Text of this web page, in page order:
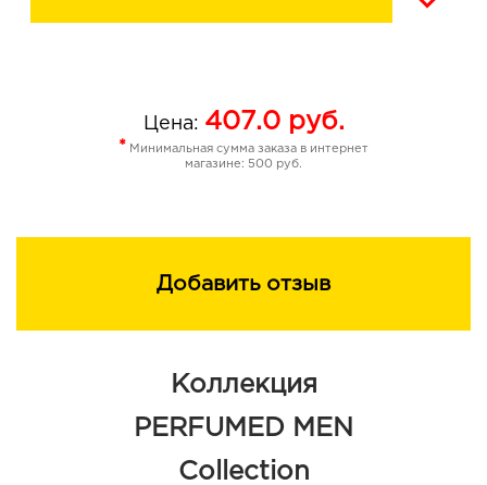
Цена: 407.0руб.
* Минимальная сумма заказа в интернет
магазине: 500 руб.
Добавить отзыв
Коллекция
PERFUMED MEN
Collection